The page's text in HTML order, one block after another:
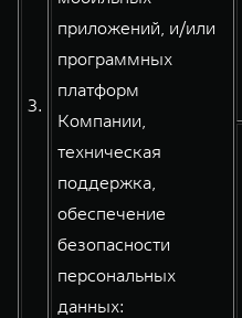
3.
приложений, и/или
программных
платформ
Компании,
техническая
поддержка,
обеспечение
безопасности
персональных
данных: